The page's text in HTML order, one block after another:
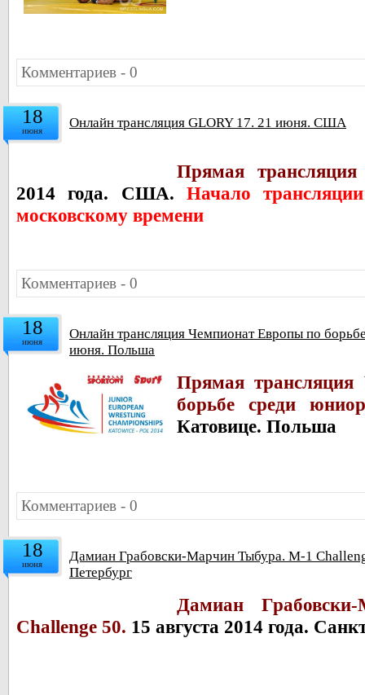
Комментариев - 0
18
июня Онлайн трансляция GLORY 17. 21 июня. США
Прямая
2014 года. США. Начало
московскому времени
Комментариев - 0
18
июня
Онлайн трансляция Чемпионат Европы по
июня. Польша
Прямая
борьбе среди
Катовице. Польша
Комментариев - 0
18
июня
Дамиан Грабовски-Марчин Тыбура. M-1
Петербург
Дамиан
Challenge 50. 15 августа 2014 года.